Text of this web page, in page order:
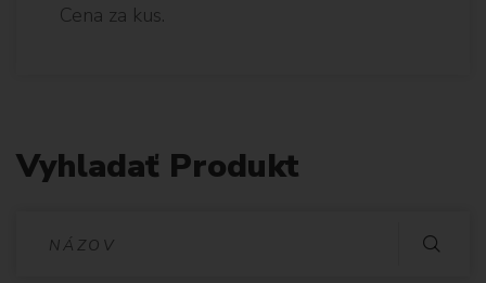
Cena za kus.
Vyhladať Produkt